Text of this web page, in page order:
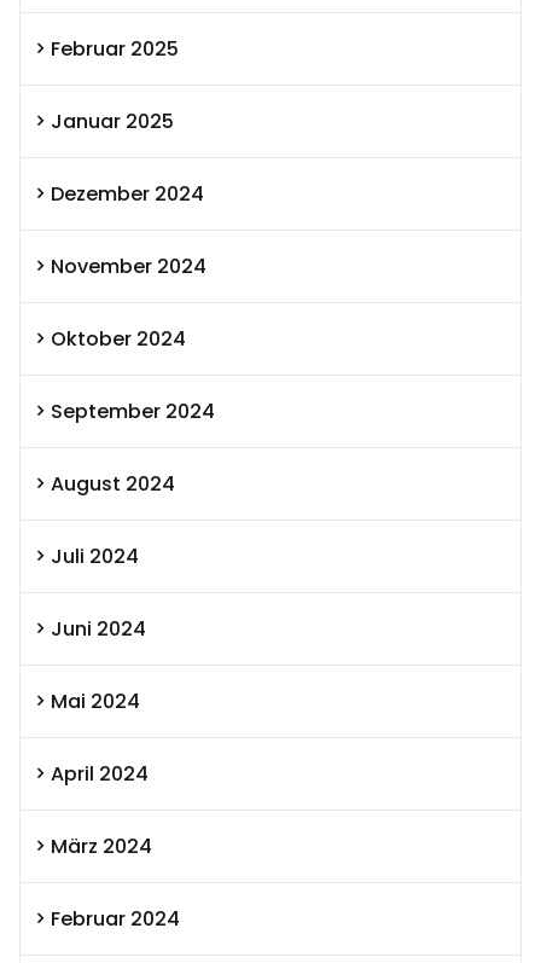
Februar 2025
Januar 2025
Dezember 2024
November 2024
Oktober 2024
September 2024
August 2024
Juli 2024
Juni 2024
Mai 2024
April 2024
März 2024
Februar 2024